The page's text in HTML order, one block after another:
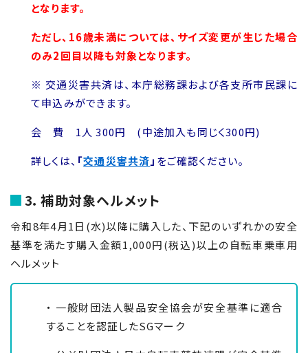
となります。
ただし、16歳未満については、サイズ変更が生じた場合
のみ2回目以降も対象となります。
※ 交通災害共済は、本庁総務課および各支所市民課に
て申込みができます。
会 費 1人 300円 (中途加入も同じく300円)
詳しくは、 「交通災害共済 」 をご確認ください。
3．補助対象ヘルメット
令和8年4月1 日(水)以降に購入した、下記のいずれかの安全
基準を満たす購入金額1,000円(税込)以上の自転車乗車用
ヘルメット
・ 一般財団法人製品安全協会が安全基準に適合
することを認証したSGマーク